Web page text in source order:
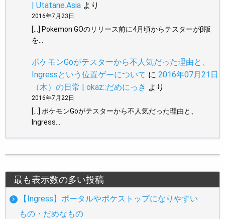
| Utatane.Asia より
2016年7月23日
[…] Pokemon GOのリリース前に4月頃からテスターがβ版
を…
ポケモンGoがテスターから不人気だった理由と、
Ingressという位置ゲーについて に 2016年07月21日
（木）の日常 | okaz::だめにっき より
2016年7月22日
[…] ポケモンGoがテスターから不人気だった理由と、
Ingress…
最も表示数の多い投稿
【Ingress】ポータルやポケストップになりやすい
もの・だめなもの